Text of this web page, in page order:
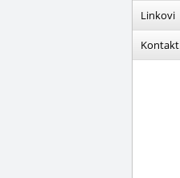
Linkovi
Kontakt